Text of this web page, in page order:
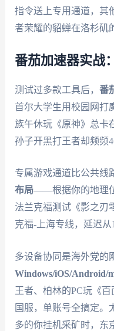
指令送上专用通道，其
者荣耀的貂蝉在洛杉矶
番茄加速器实战
测试过多款工具后， 番
首尔大学生用校园网打
族午休玩《原神》总卡
孙子开黑打王者却频频
专属游戏通道比公共线
布局——根据你的地理
法兰克福测试《影之刃
克福-上海专线，延迟从
多设备协同是海外党的
Windows/iOS/Android/
王者、柏林的PC玩《
国服，单账号全搞定。
多的你挂机采矿时，东